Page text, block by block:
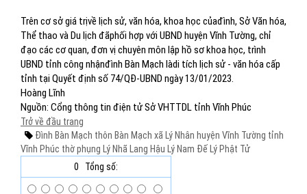
Trên cơ sở giá trịvề lịch sử, văn hóa, khoa học củađình, Sở Văn hóa,
Thể thao và Du lịch đãphối hợp với UBND huyện Vĩnh Tường, chỉ
đạo các cơ quan, đơn vị chuyên môn lập hồ sơ khoa học, trình
UBND tỉnh công nhậnđình Bàn Mạch làdi tích lịch sử - văn hóa cấp
tỉnh tại Quyết định số 74/QĐ-UBND ngày 13/01/2023.
Hoàng Lĩnh
Nguồn: Cổng thông tin điện tử Sở VHTTDL tỉnh Vĩnh Phúc
Trở về đầu trang
Đình Bàn Mạch thôn Bàn Mạch xã Lý Nhân huyện Vĩnh Tường tỉnh
Vĩnh Phúc thờ phụng Lý Nhã Lang Hậu Lý Nam Đế Lý Phật Tử
0
Tổng số: